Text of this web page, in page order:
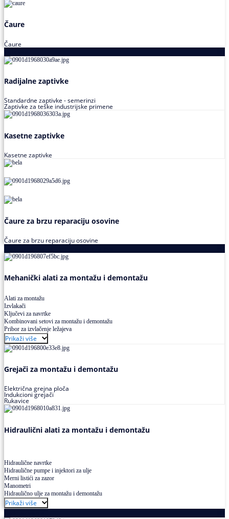
Čaure
Čaure
Radijalne zaptivke
Standardne zaptivke - semerinzi
Zaptivke za teške industrijske primene
Kasetne zaptivke
Kasetne zaptivke
Čaure za brzu reparaciju osovine
Čaure za brzu reparaciju osovine
Mehanički alati za montažu i demontažu
Alati za montažu
Izvlakači
Ključevi za navrtke
Kombinovani setovi za montažu i demontažu
Pribor za izvlačenje ležajeva
Prikaži više
Grejači za montažu i demontažu
Električna grejna ploča
Indukcioni grejači
Rukavice
Hidraulični alati za montažu i demontažu
Hidraulične navrtke
Hidraulične pumpe i injektori za ulje
Merni listići za zazor
Manometri
Hidraulično ulje za montažu i demontažu
Prikaži više